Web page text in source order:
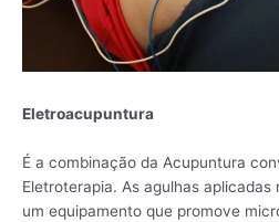
Eletroacupuntura
É a combinação da Acupuntura
Eletroterapia. As agulhas
um equipamento que promove